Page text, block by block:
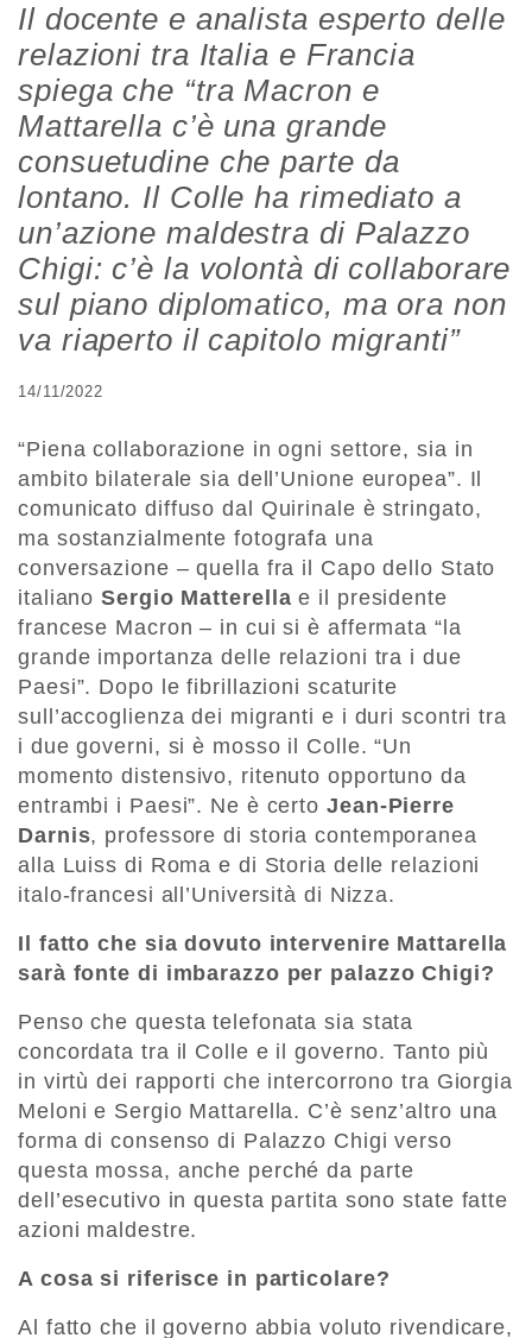
Il docente e analista esperto delle
relazioni tra Italia e Francia
spiega che “tra Macron e
Mattarella c’è una grande
consuetudine che parte da
lontano. Il Colle ha rimediato a
un’azione maldestra di Palazzo
Chigi: c’è la volontà di collaborare
sul piano diplomatico, ma ora non
va riaperto il capitolo migranti”
14/11/2022
“Piena collaborazione in ogni settore, sia in
ambito bilaterale sia dell’Unione europea”. Il
comunicato diffuso dal Quirinale è stringato,
ma sostanzialmente fotografa una
conversazione – quella fra il Capo dello Stato
italianoSergio Matterella e il presidente
francese Macron – in cui si è affermata “la
grande importanza delle relazioni tra i due
Paesi”. Dopo le fibrillazioni scaturite
sull’accoglienza dei migranti e i duri scontri tra
i due governi, si è mosso il Colle. “Un
momento distensivo, ritenuto opportuno da
entrambi i Paesi”. Ne è certo Jean-Pierre
Darnis, professore di storia contemporanea
alla Luiss di Roma e di Storia delle relazioni
italo-francesi all’Università di Nizza.
Il fatto che sia dovuto intervenire Mattarella
sarà fonte di imbarazzo per palazzo Chigi?
Penso che questa telefonata sia stata
concordata tra il Colle e il governo. Tanto più
in virtù dei rapporti che intercorrono tra Giorgia
Meloni e Sergio Mattarella. C’è senz’altro una
forma di consenso di Palazzo Chigi verso
questa mossa, anche perché da parte
dell’esecutivo in questa partita sono state fatte
azioni maldestre.
A cosa si riferisce in particolare?
Al fatto che il governo abbia voluto rivendicare,